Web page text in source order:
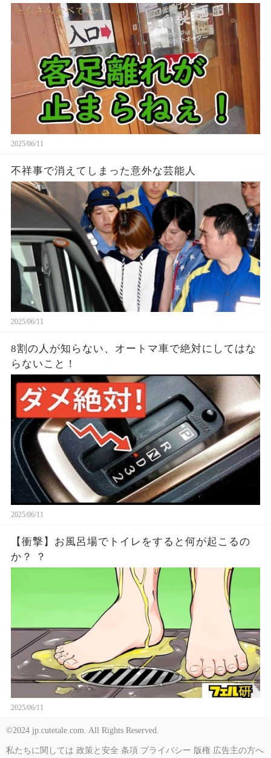
2025/06/11
不祥事で消えてしまった意外な芸能人
2025/06/11
8割の人が知らない、オートマ車で絶対にしてはな
らないこと！
2025/06/11
【衝撃】お風呂場でトイレをすると何が起こるの
か？ ？
2025/06/11
©2024 jp.cutetale.com. All Rights Reserved.
私たちに関しては 政策と安全 条項 プライバシー 版権 広告主の方へ